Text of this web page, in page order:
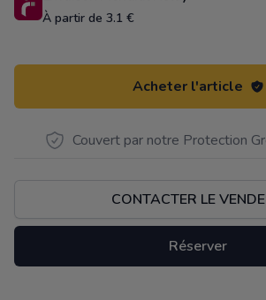
À partir de 3.1 €
Acheter l'article
Couvert par notre Protection
CONTACTER LE
Réserver